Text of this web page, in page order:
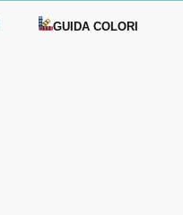
GUIDA COLORI